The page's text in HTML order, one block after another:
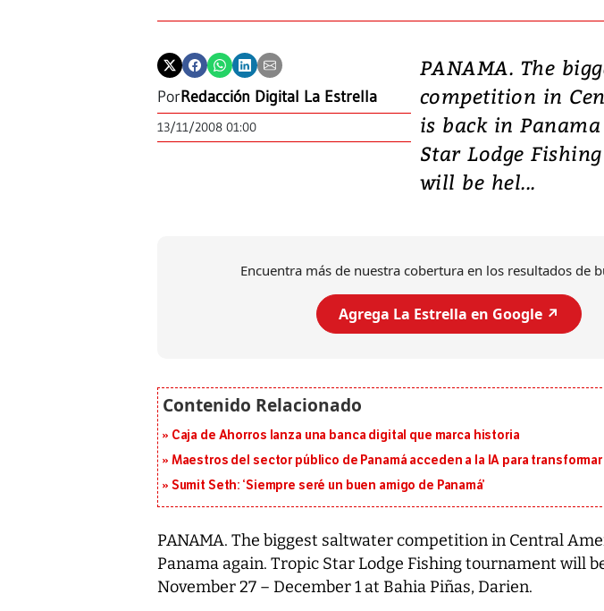
PorRedacción Digital La Estrella
13/11/2008 01:00
PANAMA. The
competition in
is back in
Star Lodge
will be hel...
Encuentra más de nuestra cobertura en los resultados de
Agrega La Estrella en Google ↗️
Caja de Ahorros lanza una banca digital que marca historia
Maestros del sector público de Panamá acceden a la IA para
Sumit Seth: ‘Siempre seré un buen amigo de Panamá’
PANAMA. The biggest saltwater competition in Central
Panama again. Tropic Star Lodge Fishing tournament will
November 27 – December 1 at Bahia Piñas, Darien.
Video,
deja
daños en
al sur de